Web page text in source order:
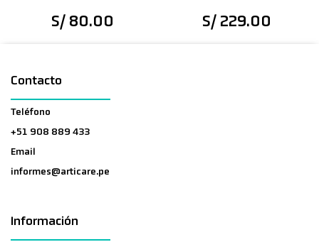
S/ 80.00 S/ 229.00
Contacto
Teléfono
+51 908 889 433
Email
informes@articare.pe
Información